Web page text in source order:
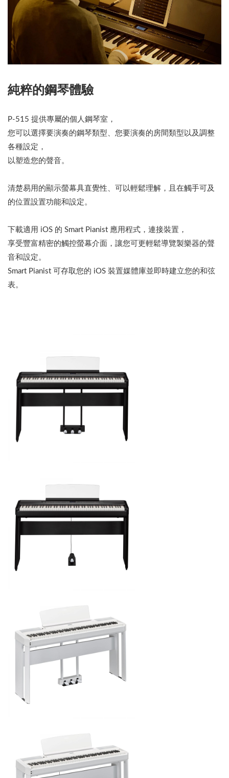
純粹的鋼琴體驗
P-515 提供專屬的個人鋼琴室，
您可以選擇要演奏的鋼琴類型、您要演奏的房間類型以及調整
各種設定，
以塑造您的聲音。
清楚易用的顯示螢幕具直覺性、可以輕鬆理解，且在觸手可及
的位置設置功能和設定。
下載適用 iOS 的 Smart Pianist 應用程式，連接裝置，
享受豐富精密的觸控螢幕介面，讓您可更輕鬆導覽製樂器的聲
音和設定。
Smart Pianist 可存取您的 iOS 裝置媒體庫並即時建立您的和弦
表。